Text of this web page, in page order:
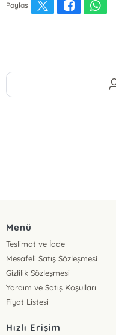
Paylaş
Menü
Teslimat ve İade
Mesafeli Satış Sözleşmesi
Gizlilik Sözleşmesi
Yardım ve Satış Koşulları
Fiyat Listesi
Hızlı Erişim